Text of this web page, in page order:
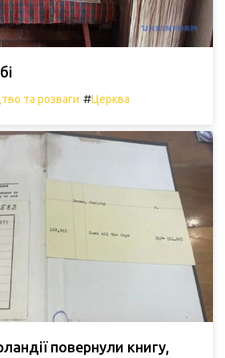
та розваги #Церква
повернули книгу,